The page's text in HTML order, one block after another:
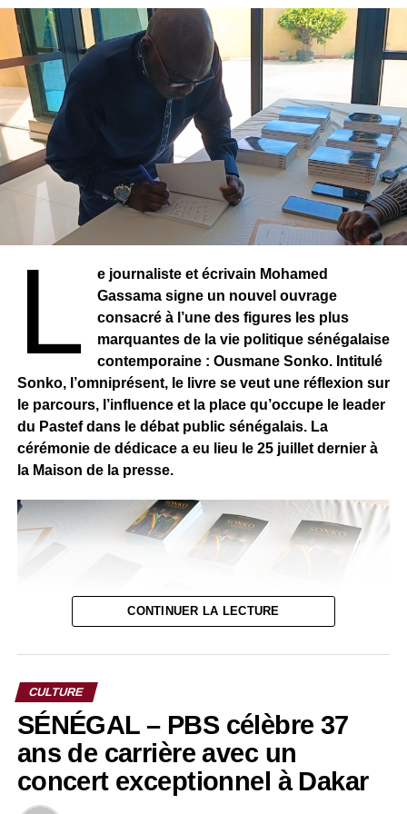
L
e journaliste et écrivain Mohamed
Gassama signe un nouvel ouvrage
consacré à l’une des figures les plus
marquantes de la vie politique sénégalaise
contemporaine : Ousmane Sonko. Intitulé
Sonko, l’omniprésent, le livre se veut une réflexion sur
le parcours, l’influence et la place qu’occupe le leader
du Pastef dans le débat public sénégalais. La
cérémonie de dédicace a eu lieu le 25 juillet dernier à
la Maison de la presse.
Selon son auteur, cet ouvrage « n’est ni un plaidoyer ni un
réquisitoire ». Il s’agit avant tout d’un travail d’analyse qui
cherche à comprendre les mécanismes ayant fait
d’Ousmane Sonko une personnalité incontournable de la
CONTINUER LA LECTURE
CULTURE
SÉNÉGAL – PBS célèbre 37
ans de carrière avec un
concert exceptionnel à Dakar